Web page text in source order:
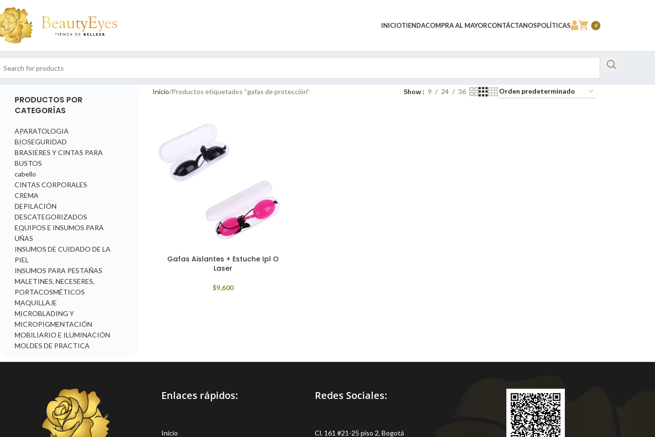
INICIOTIENDACOMPRA AL MAYORCONTÁCTANOSPOLÍTICAS 0
PRODUCTOS POR
CATEGORÍAS
APARATOLOGIA
BIOSEGURIDAD
BRASIERES Y CINTAS PARA
BUSTOS
cabello
CINTAS CORPORALES
CREMA
DEPILACIÓN
DESCATEGORIZADOS
EQUIPOS E INSUMOS PARA
UÑAS
INSUMOS DE CUIDADO DE LA
PIEL
INSUMOS PARA PESTAÑAS
MALETINES, NECESERES,
PORTACOSMÉTICOS
MAQUILLAJE
MICROBLADING Y
MICROPIGMENTACIÓN
MOBILIARIO E ILUMINACIÓN
MOLDES DE PRACTICA
Inicio Productos etiquetados “gafas de protección” Show 9 24 36
Gafas Aislantes + Estuche Ipl O
Laser
$9,600
Enlaces rápidos:
Inicio
Redes Sociales:
Cl. 161 #21-25 piso 2, Bogotá